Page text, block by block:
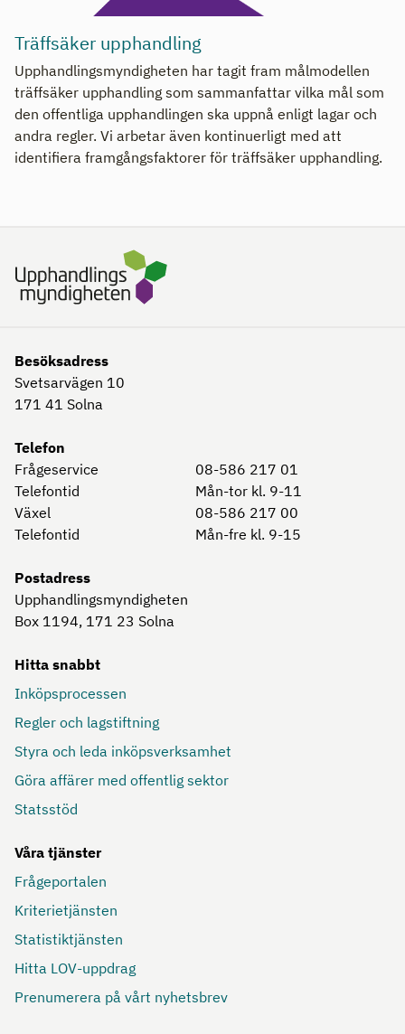
Träffsäker upphandling
Upphandlingsmyndigheten har tagit fram målmodellen
träffsäker upphandling som sammanfattar vilka mål som
den offentliga upphandlingen ska uppnå enligt lagar och
andra regler. Vi arbetar även kontinuerligt med att
identifiera framgångsfaktorer för träffsäker upphandling.
Besöksadress
Svetsarvägen 10
171 41 Solna
Telefon
Frågeservice
08-586 217 01
Telefontid
Mån-tor kl. 9-11
Växel
08-586 217 00
Telefontid
Mån-fre kl. 9-15
Postadress
Upphandlingsmyndigheten
Box 1194, 171 23 Solna
Hitta snabbt
Inköpsprocessen
Regler och lagstiftning
Styra och leda inköpsverksamhet
Göra affärer med offentlig sektor
Statsstöd
Våra tjänster
Frågeportalen
Kriterietjänsten
Statistiktjänsten
Hitta LOV-uppdrag
Prenumerera på vårt nyhetsbrev